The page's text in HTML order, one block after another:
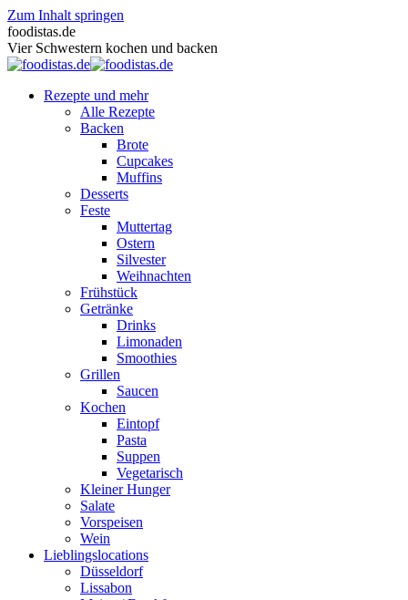
Zum Inhalt springen
foodistas.de
Vier Schwestern kochen und backen
Rezepte und mehr
Alle Rezepte
Backen
Brote
Cupcakes
Muffins
Desserts
Feste
Muttertag
Ostern
Silvester
Weihnachten
Frühstück
Getränke
Drinks
Limonaden
Smoothies
Grillen
Saucen
Kochen
Eintopf
Pasta
Suppen
Vegetarisch
Kleiner Hunger
Salate
Vorspeisen
Wein
Lieblingslocations
Düsseldorf
Lissabon